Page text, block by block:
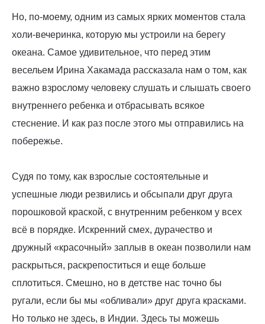
Но, по-моему, одним из самых ярких моментов стала
холи-вечеринка, которую мы устроили на берегу
океана. Самое удивительное, что перед этим
весельем Ирина Хакамада рассказала нам о том, как
важно взрослому человеку слушать и слышать своего
внутреннего ребенка и отбрасывать всякое
стеснение. И как раз после этого мы отправились на
побережье.
Судя по тому, как взрослые состоятельные и
успешные люди резвились и обсыпали друг друга
порошковой краской, с внутренним ребенком у всех
всё в порядке. Искренний смех, дурачество и
дружный «красочный» заплыв в океан позволили нам
раскрыться, раскрепоститься и еще больше
сплотиться. Смешно, но в детстве нас точно бы
ругали, если бы мы «обливали» друг друга красками.
Но только не здесь, в Индии. Здесь ты можешь